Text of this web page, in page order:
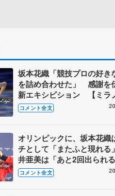
坂本花織「競技プロの好き
を詰め合わせた」 感謝を
新エキシビション 【ミラ
エキシビション後】
コメント全文
オリンピックに、坂本花織
チとして「またふと現れ
井亜美は「あと2回出られ
頑張りたい」【メダリスト
コメント全文